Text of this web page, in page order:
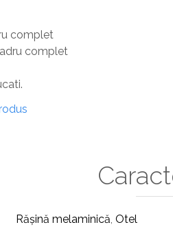
complet
complet
Rășină melaminică, Otel